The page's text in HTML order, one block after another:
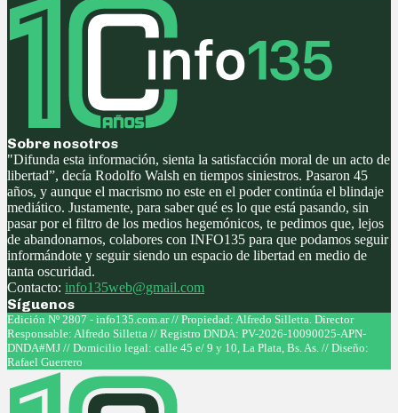
Sobre nosotros
"Difunda esta información, sienta la satisfacción moral de un acto de
libertad”, decía Rodolfo Walsh en tiempos siniestros. Pasaron 45
años, y aunque el macrismo no este en el poder continúa el blindaje
mediático. Justamente, para saber qué es lo que está pasando, sin
pasar por el filtro de los medios hegemónicos, te pedimos que, lejos
de abandonarnos, colabores con INFO135 para que podamos seguir
informándote y seguir siendo un espacio de libertad en medio de
tanta oscuridad.
Contacto: info135web@gmail.com
Síguenos
Facebook
Twitter
Instagram
Youtube
Edición Nº 2807 - info135.com.ar // Propiedad: Alfredo Silletta. Director
Responsable: Alfredo Silletta // Registro DNDA: PV-2026-10090025-APN-
DNDA#MJ // Domicilio legal: calle 45 e/ 9 y 10, La Plata, Bs. As. // Diseño:
Rafael Guerrero